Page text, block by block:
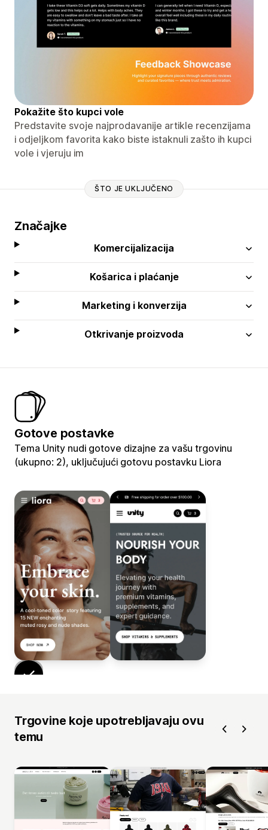
Pokažite što kupci vole
Predstavite svoje najprodavanije artikle recenzijama
i odjeljkom favorita kako biste istaknuli zašto ih kupci
vole i vjeruju im
ŠTO JE UKLJUČENO
Značajke
Komercijalizacija
Košarica i plaćanje
Marketing i konverzija
Otkrivanje proizvoda
Gotove postavke
Tema Unity nudi gotove dizajne za vašu trgovinu
(ukupno: 2), uključujući gotovu postavku Liora
Trgovine koje upotrebljavaju ovu
temu